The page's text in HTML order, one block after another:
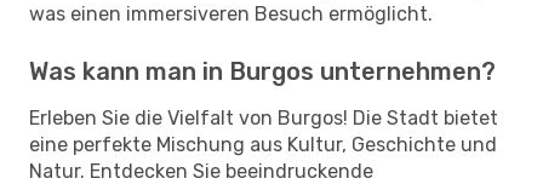
was einen immersiveren Besuch ermöglicht.
Was kann man in Burgos unternehmen?
Erleben Sie die Vielfalt von Burgos! Die Stadt bietet
eine perfekte Mischung aus Kultur, Geschichte und
Natur. Entdecken Sie beeindruckende